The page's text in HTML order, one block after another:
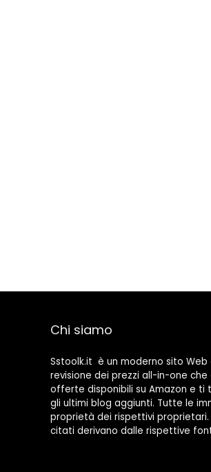
Chi siamo
Sstoolk.it è un moderno sito
revisione dei prezzi all-in-one
offerte disponibili su Amazon e ti
gli ultimi blog aggiunti. Tutte le
proprietà dei rispettivi
citati derivano dalle rispettive